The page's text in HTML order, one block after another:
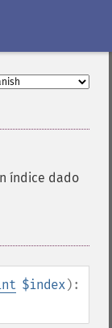
índice dado
$index):